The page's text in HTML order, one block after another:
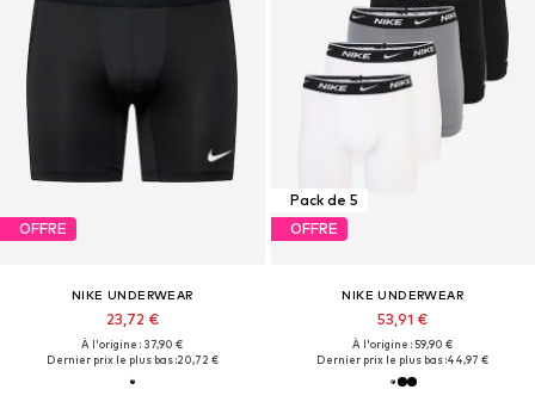
OFFRE
NIKE UNDERWEAR
23,72 €
À l'origine : 37,90 €
Dernier prix le plus bas :20,72 €
Pack de 5
OFFRE
NIKE UNDERWEAR
53,91 €
À l'origine : 59,90 €
Dernier prix le plus bas :44,97 €